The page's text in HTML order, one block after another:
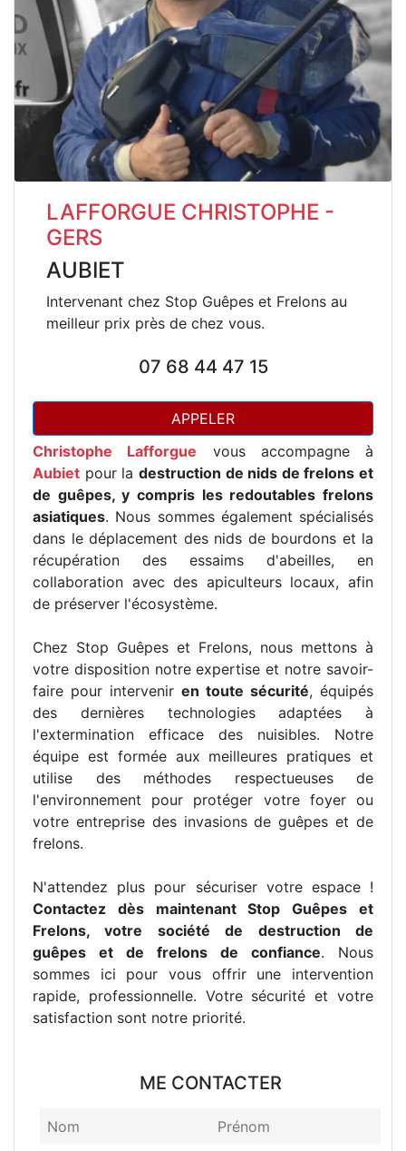
LAFFORGUE CHRISTOPHE -
GERS
AUBIET
Intervenant chez Stop Guêpes et Frelons au
meilleur prix près de chez vous.
07 68 44 47 15
APPELER
Christophe Lafforgue vous accompagne à
Aubiet pour la destruction de nids de frelons et
de guêpes, y compris les redoutables frelons
asiatiques. Nous sommes également spécialisés
dans le déplacement des nids de bourdons et la
récupération des essaims d'abeilles, en
collaboration avec des apiculteurs locaux, afin
de préserver l'écosystème.
Chez Stop Guêpes et Frelons, nous mettons à
votre disposition notre expertise et notre savoir-
faire pour intervenir en toute sécurité, équipés
des dernières technologies adaptées à
l'extermination efficace des nuisibles. Notre
équipe est formée aux meilleures pratiques et
utilise des méthodes respectueuses de
l'environnement pour protéger votre foyer ou
votre entreprise des invasions de guêpes et de
frelons.
N'attendez plus pour sécuriser votre espace !
Contactez dès maintenant Stop Guêpes et
Frelons, votre société de destruction de
guêpes et de frelons de confiance. Nous
sommes ici pour vous offrir une intervention
rapide, professionnelle. Votre sécurité et votre
satisfaction sont notre priorité.
ME CONTACTER